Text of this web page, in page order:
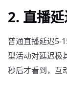
2. 直播
普通直播延迟5-
型活动对延迟
秒后才看到，互